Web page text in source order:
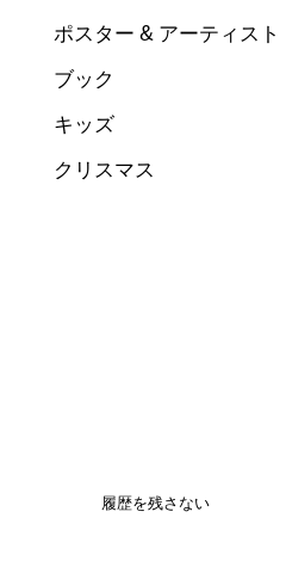
ポスター & アーティスト
ブック
キッズ
クリスマス
履歴を残さない